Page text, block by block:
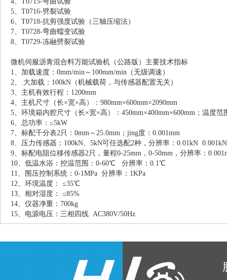
5、T0716-劈裂试验
6、T0718-抗剪强度试验（三轴压缩法）
7、T0728-弯曲蠕变试验
8、T0729-冻融劈裂试验
微机伺服沥青混合料万能试验机（公路版）主要技术指标
1、加载速度：0mm/min～100mm/min（无级调速）
2、.大加载：100kN（机械载荷，与传感器配置无关）
3、主机有效行程：1200mm
4、主机尺寸（长×宽×高）：980mm×600mm×2090mm
5、环境箱内腔尺寸（长×宽×高）：450mm×400mm×600mm；温度
6、总功率：≤5kW
7、标配千分表2只：0mm～25.0mm；jing度：0.001mm
8、压力传感器：100kN、5kN可任选配2种，分辨率：0.01kN
9、标配电阻位移传感器2只，量程0-25mm，0-50mm，分辨率：
10、低温水浴：控温范围：0-60℃ 分辨率：0.1℃
11、围压控制系统：0-1MPa 分辨率：1KPa
12、 环境温度： ≤35℃
13、 相对湿度： ≤85%
14、 仪器净重：700kg
15、 电源电压： 三相四线 AC380V/50Hz